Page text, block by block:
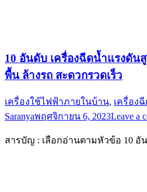
10 อันดับ เครื่องฉีดน้ำแรงดัน
พื้น ล้างรถ สะดวกรวดเร็ว
เครื่องใช้ไฟฟ้าภายในบ้าน, เครื่อง
Saranyaพฤศจิกายน 6, 2023Leave a
สารบัญ : เลือกอ่านตามหัวข้อ 10 อั